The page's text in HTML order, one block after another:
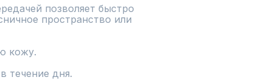
позволяет быстро
пространство или
кожу.
течение дня.